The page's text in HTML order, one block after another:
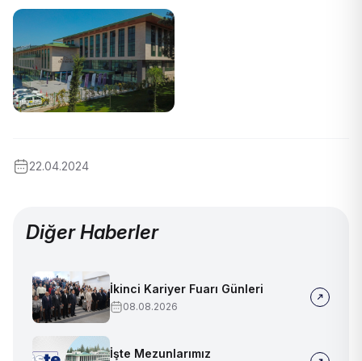
22.04.2024
Diğer Haberler
İkinci Kariyer Fuarı Günleri
08.08.2026
İşte Mezunlarımız